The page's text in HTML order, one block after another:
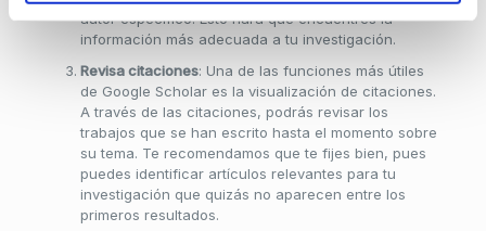
autor específico. Esto hará que encuentres la
información más adecuada a tu investigación.
Revisa citaciones: Una de las funciones más útiles
de Google Scholar es la visualización de citaciones.
A través de las citaciones, podrás revisar los
trabajos que se han escrito hasta el momento sobre
su tema. Te recomendamos que te fijes bien, pues
puedes identificar artículos relevantes para tu
investigación que quizás no aparecen entre los
primeros resultados.